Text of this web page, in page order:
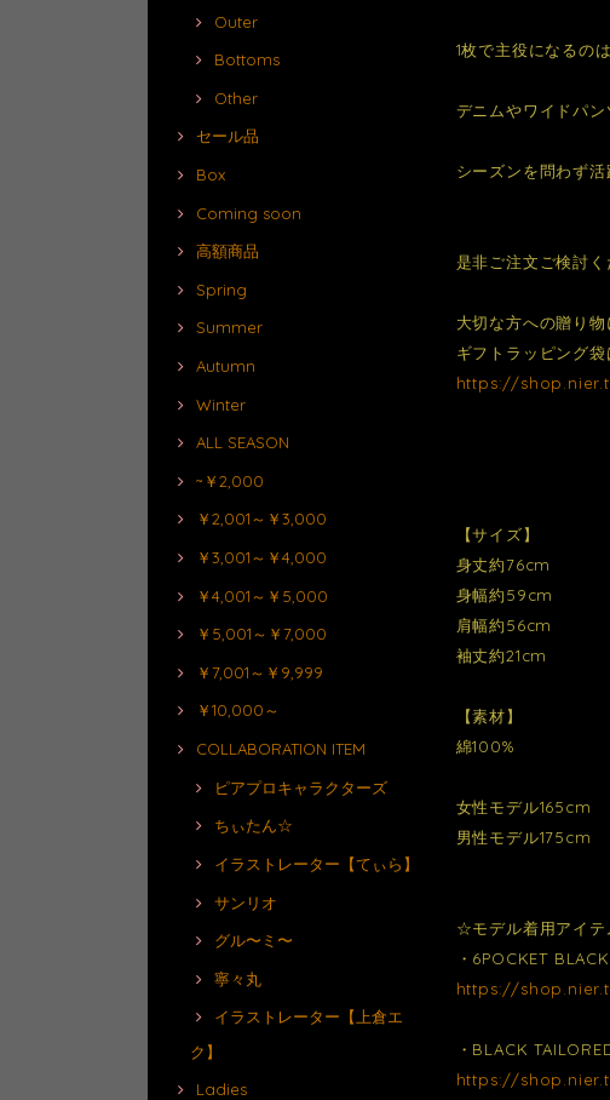
Outer
Bottoms
Other
セール品
Box
Coming soon
高額商品
Spring
Summer
Autumn
Winter
ALL SEASON
~￥2,000
￥2,001～￥3,000
￥3,001～￥4,000
￥4,001～￥5,000
￥5,001～￥7,000
￥7,001～￥9,999
￥10,000～
COLLABORATION ITEM
ピアプロキャラクターズ
ちぃたん☆
イラストレーター【てぃら】
サンリオ
グル〜ミ〜
寧々丸
イラストレーター【上倉エ
ク】
Ladies
1枚で主役になるの
デニムやワイドパ
シーズンを問わず
是非ご注文ご検討く
大切な方への贈り物
ギフトラッピング
https://
【サイズ】
身丈約76cm
身幅約59cm
肩幅約56cm
袖丈約21cm
【素材】
綿100%
女性モデル165cm
男性モデル175cm
☆モデル着用アイ
・6POCKET
https://
・BLACK
https://